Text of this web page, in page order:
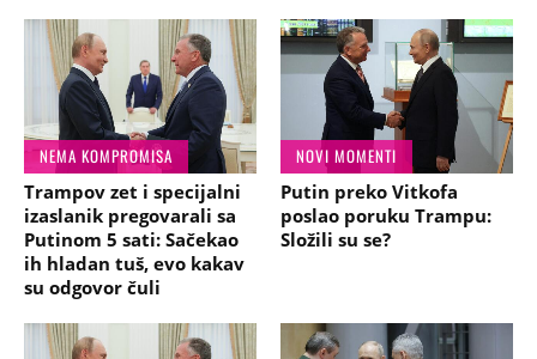
NEMA KOMPROMISA
Trampov zet i specijalni
izaslanik pregovarali sa
Putinom 5 sati: Sačekao
ih hladan tuš, evo kakav
su odgovor čuli
NOVI MOMENTI
Putin preko Vitkofa
poslao poruku Trampu:
Složili su se?